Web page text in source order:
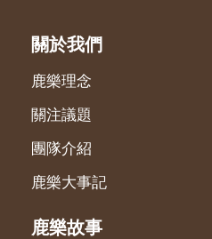
關於我們
鹿樂理念
關注議題
團隊介紹
鹿樂大事記
鹿樂故事